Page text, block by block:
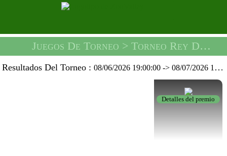
Juegos De Torneo > Torneo Rey Del Fútbol Burbuja -
Resultados Del Torneo :08/06/2026 19:00:00 ->08/07/2026 19:59:59
Detalles del premio